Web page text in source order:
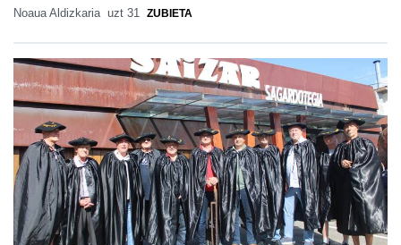
Noaua Aldizkaria uzt 31 ZUBIETA